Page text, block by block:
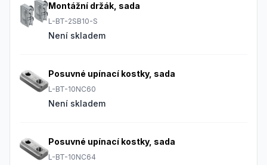
Montážní držák, sada
L-BT-2SB10-S
Není skladem
Posuvné upínací kostky, sada
L-BT-10NC60
Není skladem
Posuvné upínací kostky, sada
L-BT-10NC64